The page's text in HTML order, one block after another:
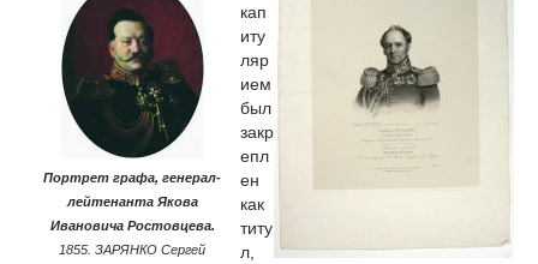
Портрет графа, генерал-
лейтенанта Якова
Ивановича Ростовцева.
1855. ЗАРЯНКО Сергей
кап
иту
ляр
ием
был
закр
епл
ен
как
титу
л,